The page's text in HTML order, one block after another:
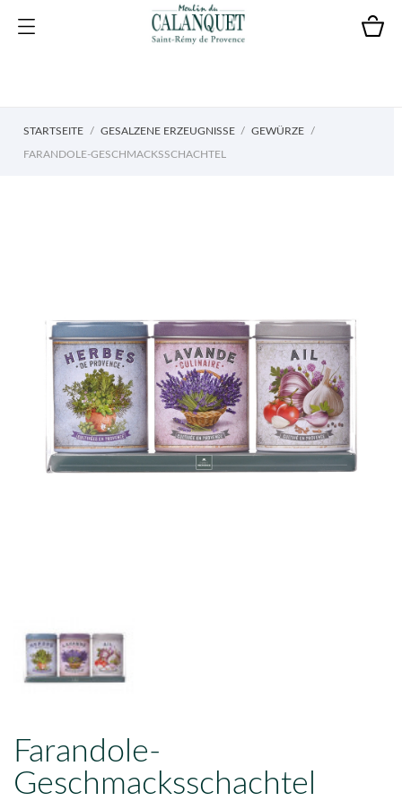
STARTSEITE GESALZENE ERZEUGNISSE GEWÜRZE
FARANDOLE-GESCHMACKSSCHACHTEL
Farandole-
Geschmacksschachtel